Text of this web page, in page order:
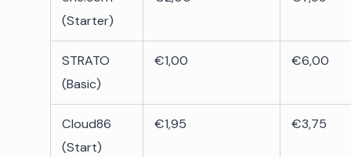
(Starter)
STRATO
(Basic)
€1,00 €6,00
Cloud86
(Start)
€1,95 €3,75